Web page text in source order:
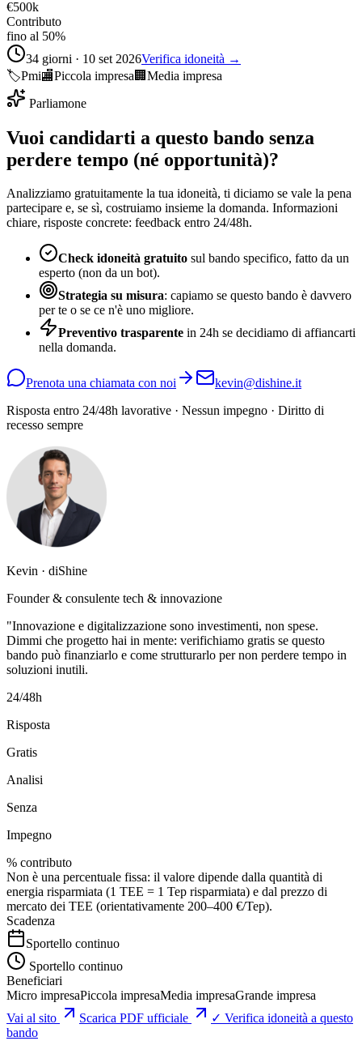
€500k
Contributo
fino al 50%
34 giorni · 10 set 2026Verifica idoneità →
🏷️Pmi🏬Piccola impresa 🏢 Media impresa
Parliamone
Vuoi candidarti a questo bando senza
perdere tempo (né opportunità)?
Analizziamo gratuitamente la tua idoneità, ti diciamo se vale la pena
partecipare e, se sì, costruiamo insieme la domanda. Informazioni
chiare, risposte concrete: feedback entro 24/48h.
Check idoneità gratuito sul bando specifico, fatto da un
esperto (non da un bot).
Strategia su misura: capiamo se questo bando è davvero
per te o se ce n'è uno migliore.
Preventivo trasparente in 24h se decidiamo di affiancarti
nella domanda.
Prenota una chiamata con noi
kevin@dishine.it
Risposta entro 24/48h lavorative · Nessun impegno · Diritto di
recesso sempre
Kevin · diShine
Founder & consulente tech & innovazione
"Innovazione e digitalizzazione sono investimenti, non spese.
Dimmi che progetto hai in mente: verifichiamo gratis se questo
bando può finanziarlo e come strutturarlo per non perdere tempo in
soluzioni inutili.
24/48h
Risposta
Gratis
Analisi
Senza
Impegno
% contributo
Non è una percentuale fissa: il valore dipende dalla quantità di
energia risparmiata (1 TEE = 1 Tep risparmiata) e dal prezzo di
mercato dei TEE (orientativamente 200–400 €/Tep).
Scadenza
Sportello continuo
Sportello continuo
Beneficiari
Micro impresaPiccola impresaMedia impresaGrande impresa
Vai al sito
Scarica PDF ufficiale
✓ Verifica idoneità a questo
bando